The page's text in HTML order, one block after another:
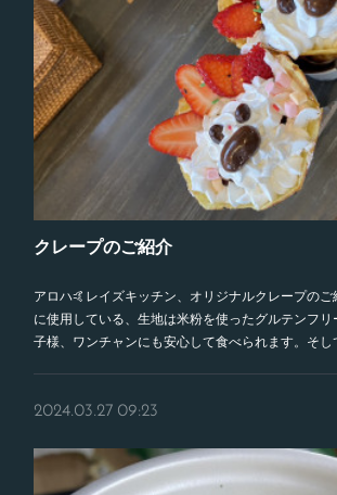
クレープのご紹介
アロハ🤙レイズキッチン、オリジナルクレープの
に使用している、生地は米粉を使ったグルテンフ
子様、ワンチャンにも安心して食べられます。そ
2024.03.27 09:23